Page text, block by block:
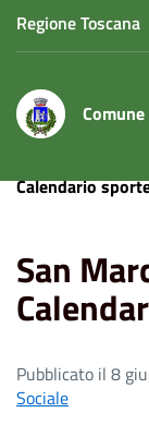
Regione Toscana
Calendario
San
Pubblicato il 8
Sociale